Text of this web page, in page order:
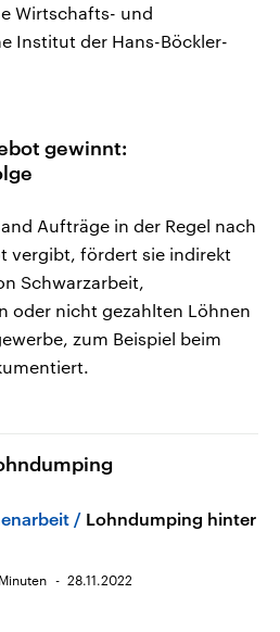
Wirtschafts- und
Institut der Hans-Böckler-
gewinnt:
Aufträge in der Regel nach
vergibt, fördert sie indirekt
Schwarzarbeit,
oder nicht gezahlten Löhnen
zum Beispiel beim
Lohndumping hinter
28.11.2022